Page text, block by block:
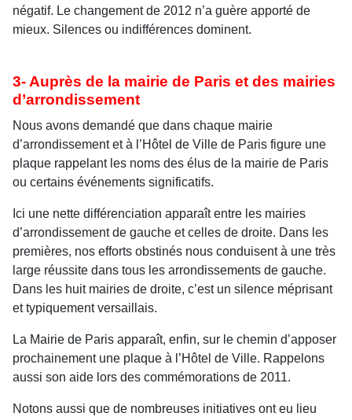
négatif. Le changement de 2012 n’a guère apporté de
mieux. Silences ou indifférences dominent.
3- Auprès de la mairie de Paris et des mairies
d’arrondissement
Nous avons demandé que dans chaque mairie
d’arrondissement et à l’Hôtel de Ville de Paris figure une
plaque rappelant les noms des élus de la mairie de Paris
ou certains événements significatifs.
Ici une nette différenciation apparaît entre les mairies
d’arrondissement de gauche et celles de droite. Dans les
premières, nos efforts obstinés nous conduisent à une très
large réussite dans tous les arrondissements de gauche.
Dans les huit mairies de droite, c’est un silence méprisant
et typiquement versaillais.
La Mairie de Paris apparaît, enfin, sur le chemin d’apposer
prochainement une plaque à l’Hôtel de Ville. Rappelons
aussi son aide lors des commémorations de 2011.
Notons aussi que de nombreuses initiatives ont eu lieu